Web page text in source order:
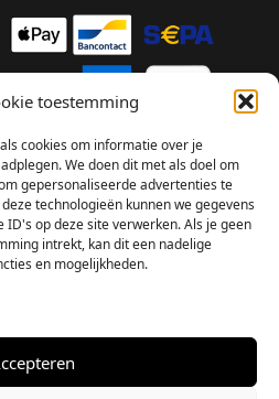
toestemming
cookies om informatie over je
We doen dit met als doel om
gepersonaliseerde advertenties te
technologieën kunnen we gegevens
op deze site verwerken. Als je geen
intrekt, kan dit een nadelige
en mogelijkheden.
vragen)
voorwaarden